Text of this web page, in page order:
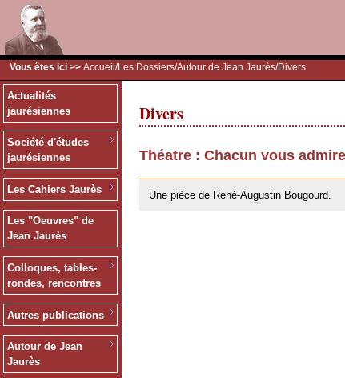
Vous êtes ici >> Accueil /Les Dossiers/Autour de Jean Jaurès/Divers
Actualités
jaurésiennes
Société d'études
jaurésiennes
Les Cahiers Jaurès
Les "Oeuvres" de
Jean Jaurès
Colloques, tables-
rondes, rencontres
Autres publications
Autour de Jean
Jaurès
Divers
Théatre : Chacun vous
Une pièce de René-Augustin Bougourd.